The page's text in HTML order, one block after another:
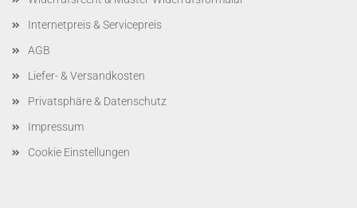
Internetpreis & Servicepreis
AGB
Liefer- & Versandkosten
Privatsphäre & Datenschutz
Impressum
Cookie Einstellungen